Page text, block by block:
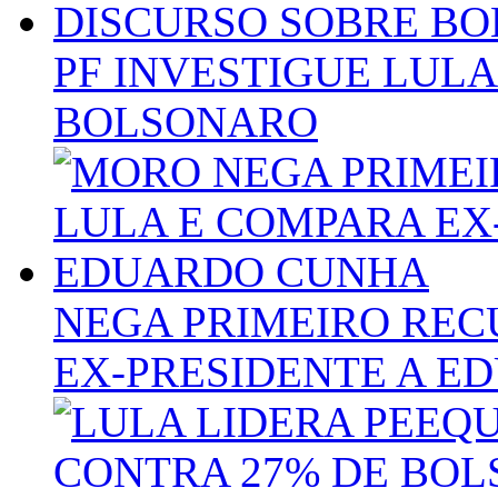
PF INVESTIGUE
BOLSONARO
NEGA PRIMEIRO
EX-PRESIDENTE A